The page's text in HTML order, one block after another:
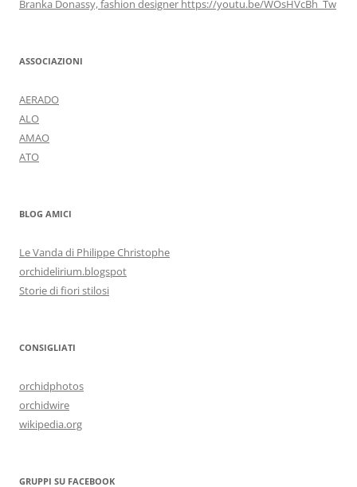
Branka Donassy, fashion designer https://youtu.be/WOsHVcBh_Tw
ASSOCIAZIONI
AERADO
ALO
AMAO
ATO
BLOG AMICI
Le Vanda di Philippe Christophe
orchidelirium.blogspot
Storie di fiori stilosi
CONSIGLIATI
orchidphotos
orchidwire
wikipedia.org
GRUPPI SU FACEBOOK